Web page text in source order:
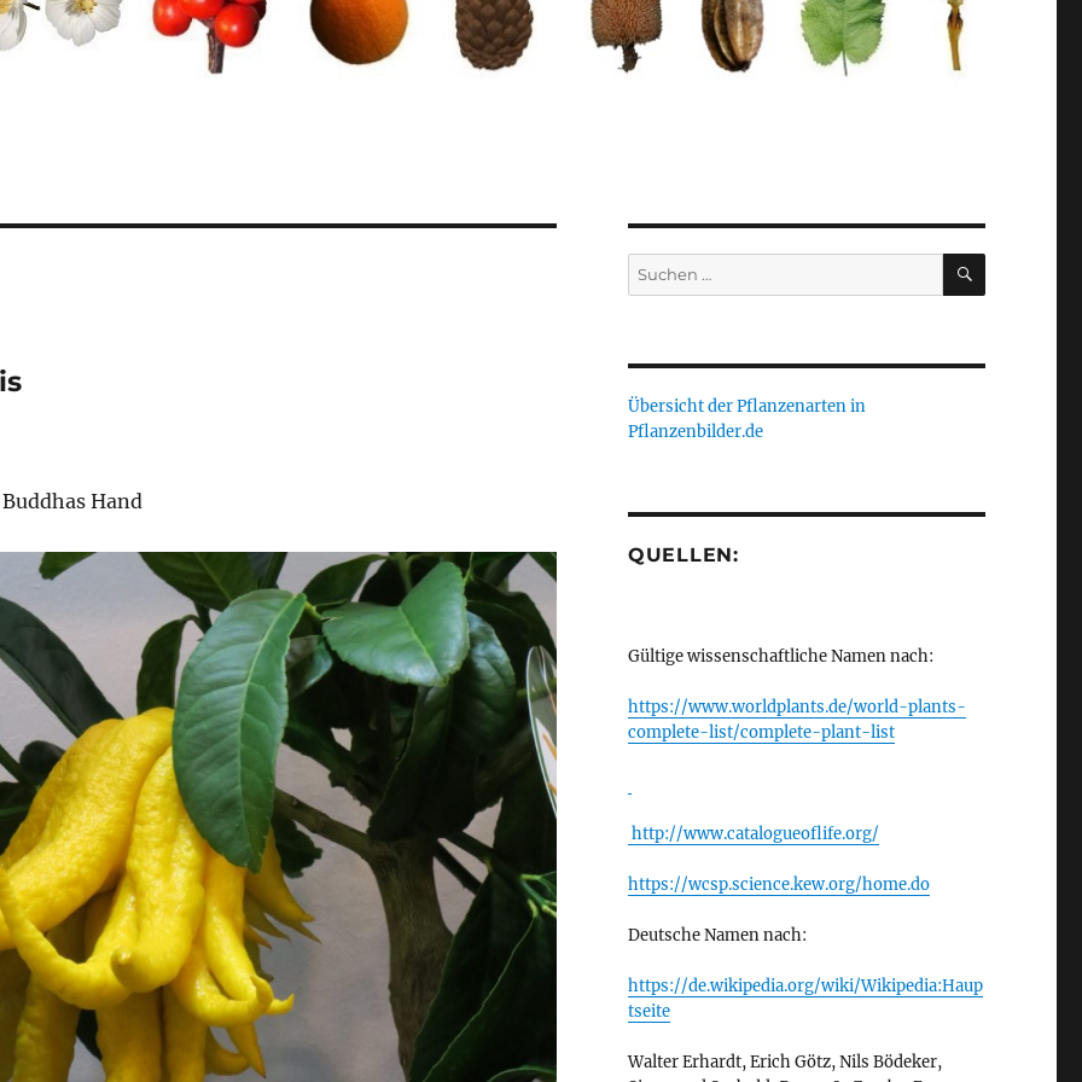
Hand
Suche
nach:
SUCHEN
Übersicht der Pflanzenarten in
Pflanzenbilder.de
QUELLEN:
Gültige wissenschaftliche Namen nach:
https://www.worldplants.de/world-plants-
complete-list/complete-plant-list
http://www.catalogueoflife.org/
https://wcsp.science.kew.org/home.do
Deutsche Namen nach:
https://de.wikipedia.org/wiki/Wikipedia:Haup
tseite
Walter Erhardt, Erich Götz, Nils Bödeker,